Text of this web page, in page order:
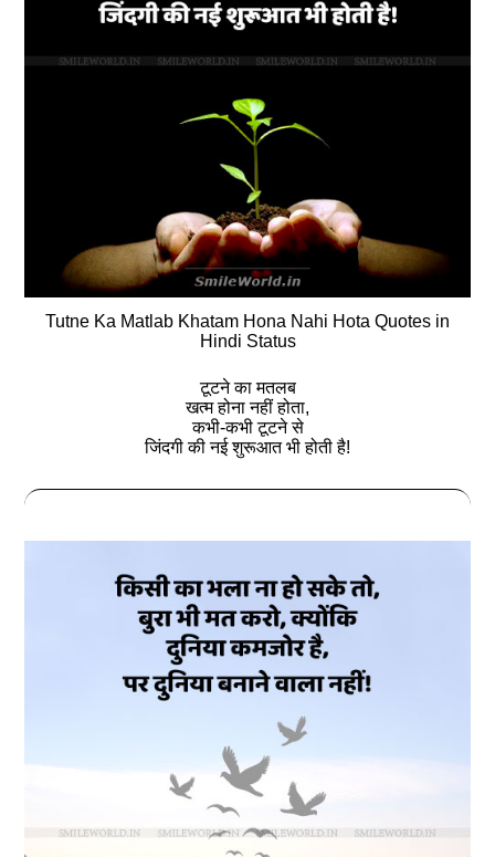
Tutne Ka Matlab Khatam Hona Nahi Hota Quotes in
Hindi Status
टूटने का मतलब
खत्म होना नहीं होता,
कभी-कभी टूटने से
जिंदगी की नई शुरूआत भी होती है!